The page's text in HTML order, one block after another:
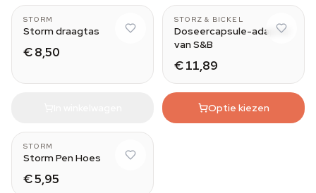
STORM
Storm draagtas
€ 8,50
STORZ & BICKEL
Doseercapsule-adapter
van S&B
€ 11,89
Optie kiezen
STORM
Storm Pen Hoes
€ 5,95